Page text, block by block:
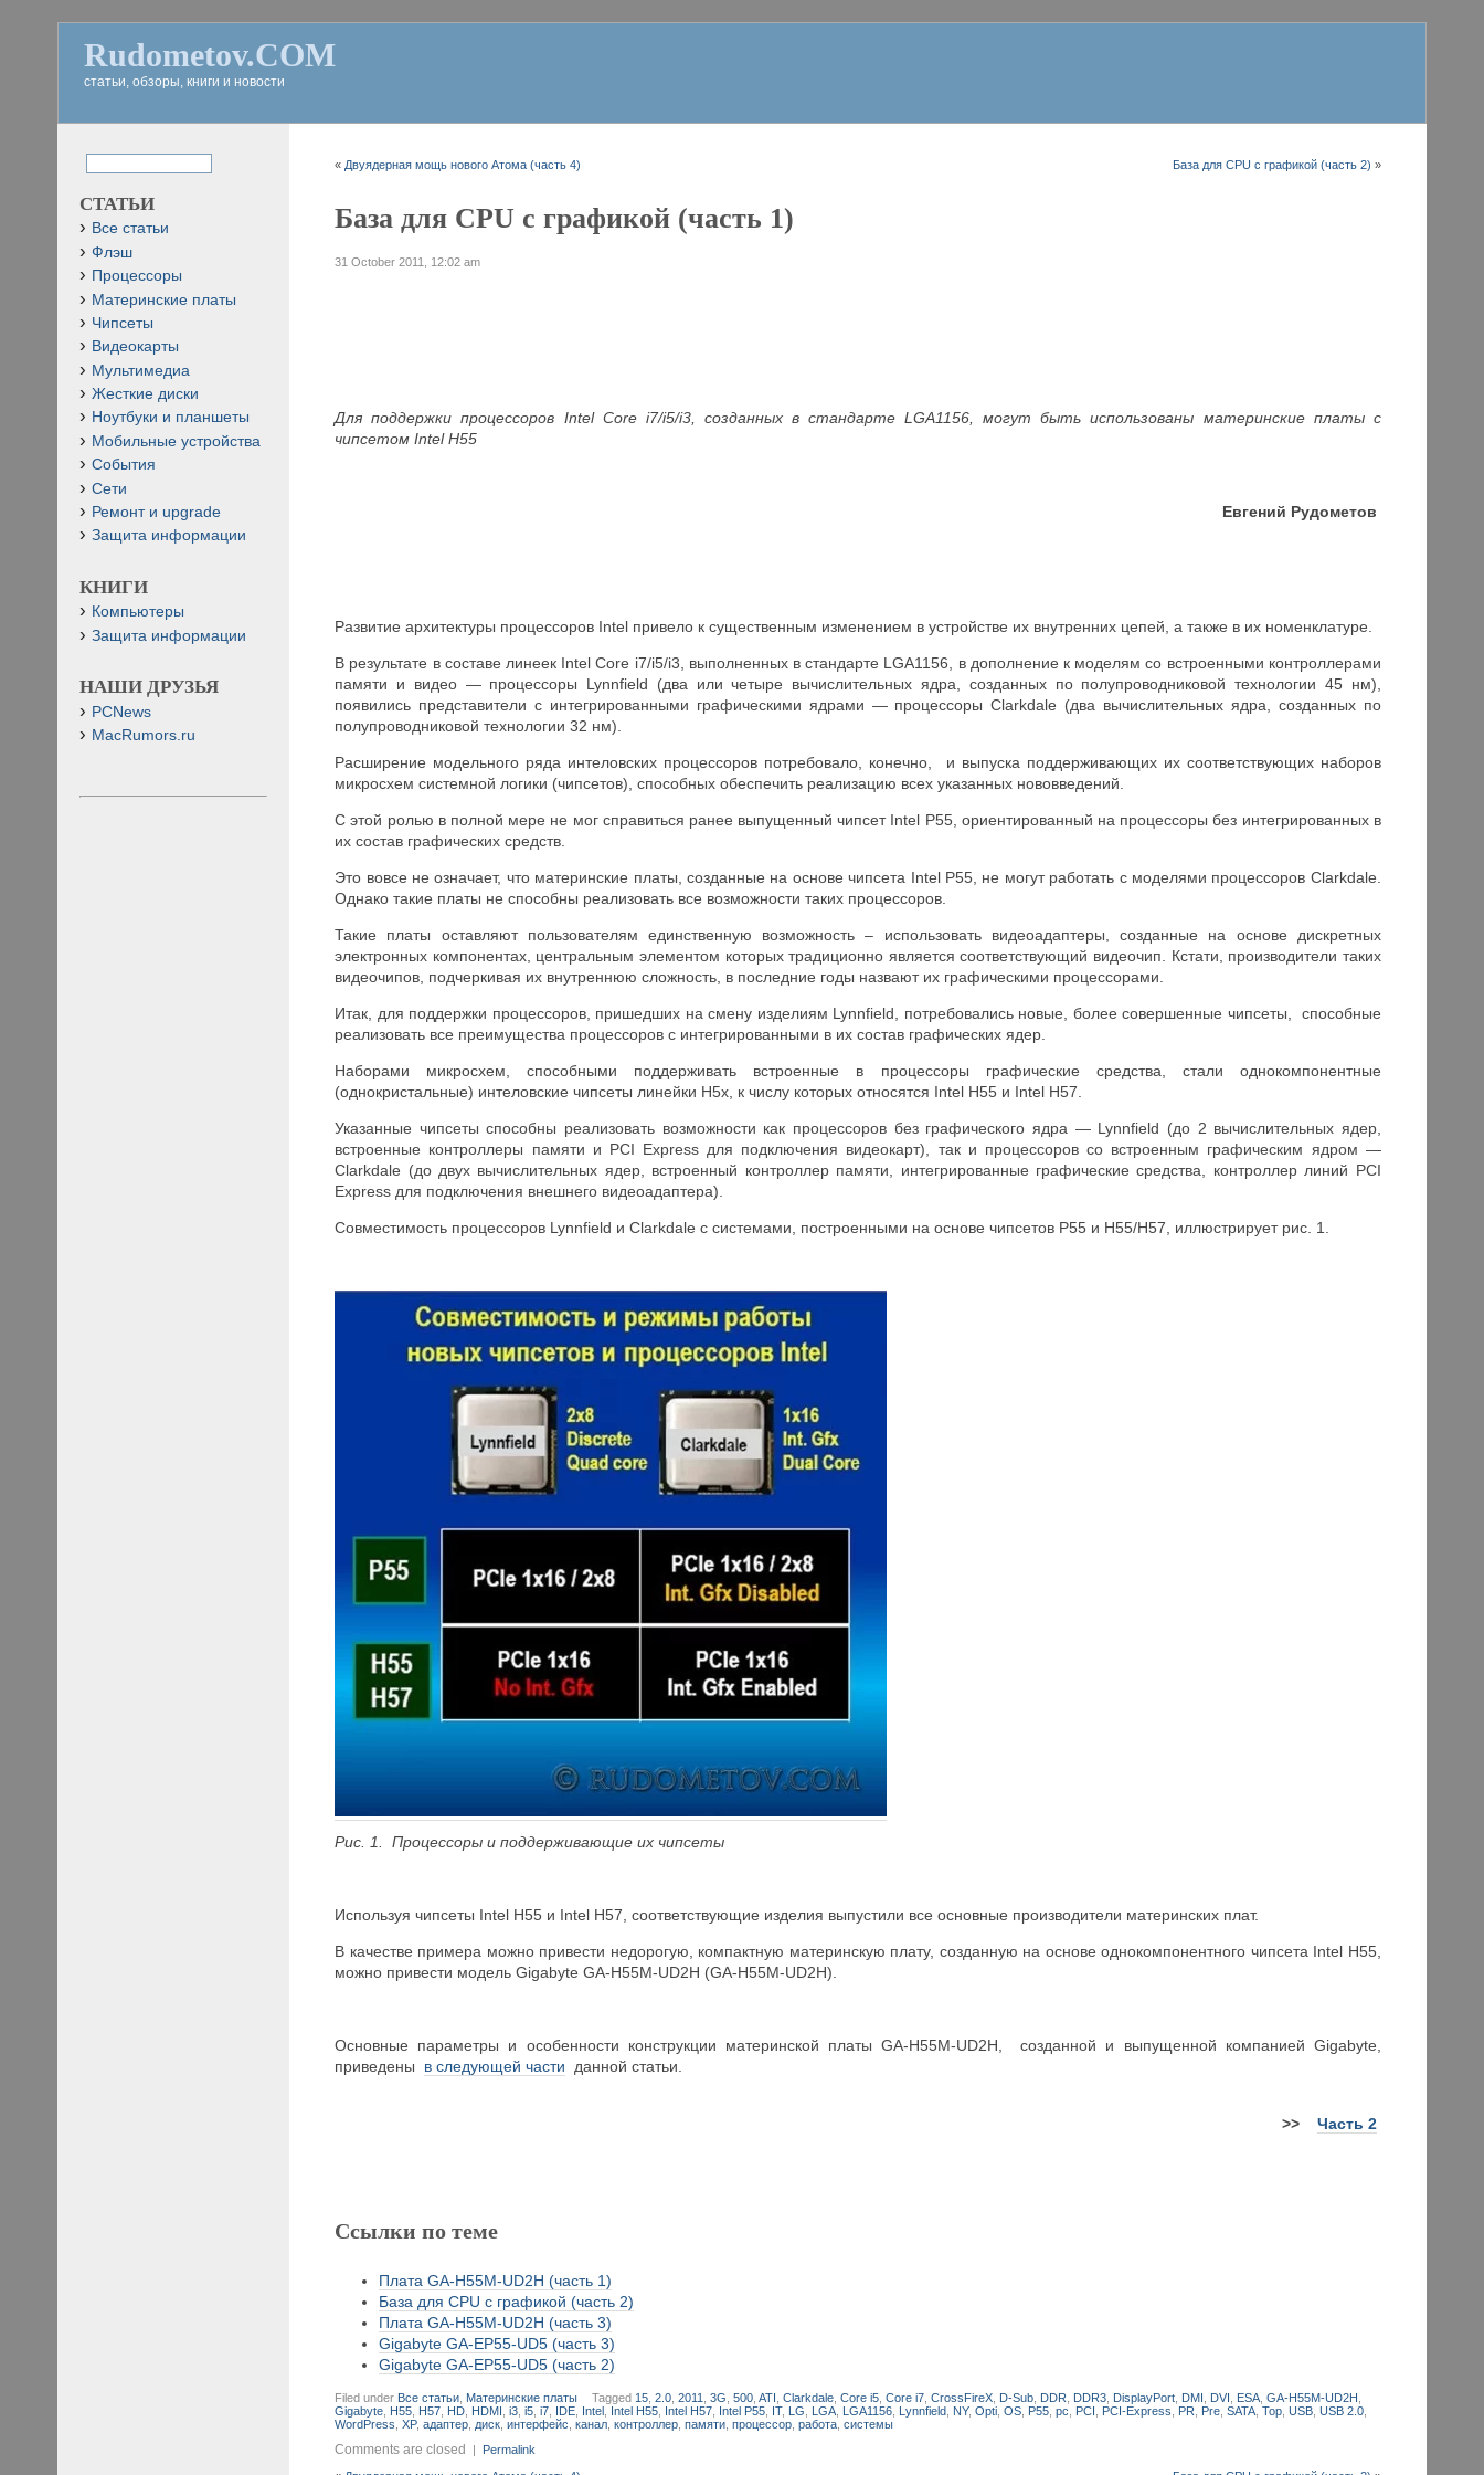
Rudometov.COM
статьи, обзоры, книги и новости
« Двуядерная мощь нового Атома (часть 4) База для CPU с графикой (часть 2) »
База для CPU с графикой (часть 1)
31 October 2011, 12:02 am
Для поддержки процессоров Intel Core i7/i5/i3, созданных в стандарте LGA1156, могут быть использованы материнские платы с
чипсетом Intel H55
Евгений Рудометов
Развитие архитектуры процессоров Intel привело к существенным изменением в устройстве их внутренних цепей, а также в их номенклатуре.
В результате в составе линеек Intel Core i7/i5/i3, выполненных в стандарте LGA1156, в дополнение к моделям со встроенными контроллерами
памяти и видео — процессоры Lynnfield (два или четыре вычислительных ядра, созданных по полупроводниковой технологии 45 нм),
появились представители с интегрированными графическими ядрами — процессоры Clarkdale (два вычислительных ядра, созданных по
полупроводниковой технологии 32 нм).
Расширение модельного ряда интеловских процессоров потребовало, конечно, и выпуска поддерживающих их соответствующих наборов
микросхем системной логики (чипсетов), способных обеспечить реализацию всех указанных нововведений.
С этой ролью в полной мере не мог справиться ранее выпущенный чипсет Intel P55, ориентированный на процессоры без интегрированных в
их состав графических средств.
Это вовсе не означает, что материнские платы, созданные на основе чипсета Intel P55, не могут работать с моделями процессоров Clarkdale.
Однако такие платы не способны реализовать все возможности таких процессоров.
Такие платы оставляют пользователям единственную возможность – использовать видеоадаптеры, созданные на основе дискретных
электронных компонентах, центральным элементом которых традиционно является соответствующий видеочип. Кстати, производители таких
видеочипов, подчеркивая их внутреннюю сложность, в последние годы назвают их графическими процессорами.
Итак, для поддержки процессоров, пришедших на смену изделиям Lynnfield, потребовались новые, более совершенные чипсеты, способные
реализовать все преимущества процессоров с интегрированными в их состав графических ядер.
Наборами микросхем, способными поддерживать встроенные в процессоры графические средства, стали однокомпонентные
(однокристальные) интеловские чипсеты линейки H5x, к числу которых относятся Intel H55 и Intel H57.
Указанные чипсеты способны реализовать возможности как процессоров без графического ядра — Lynnfield (до 2 вычислительных ядер,
встроенные контроллеры памяти и PCI Express для подключения видеокарт), так и процессоров со встроенным графическим ядром —
Clarkdale (до двух вычислительных ядер, встроенный контроллер памяти, интегрированные графические средства, контроллер линий PCI
Express для подключения внешнего видеоадаптера).
Совместимость процессоров Lynnfield и Clarkdale с системами, построенными на основе чипсетов P55 и H55/H57, иллюстрирует рис. 1.
Рис. 1. Процессоры и поддерживающие их чипсеты
Используя чипсеты Intel H55 и Intel H57, соответствующие изделия выпустили все основные производители материнских плат.
В качестве примера можно привести недорогую, компактную материнскую плату, созданную на основе однокомпонентного чипсета Intel H55,
можно привести модель Gigabyte GA-H55M-UD2H (GA-H55M-UD2H).
Основные параметры и особенности конструкции материнской платы GA-H55M-UD2H, созданной и выпущенной компанией Gigabyte,
приведены в следующей части данной статьи.
>> Часть 2
Ссылки по теме
Плата GA-H55M-UD2H (часть 1)
База для CPU с графикой (часть 2)
Плата GA-H55M-UD2H (часть 3)
Gigabyte GA-EP55-UD5 (часть 3)
Gigabyte GA-EP55-UD5 (часть 2)
Filed under Все статьи Материнские платы Tagged 15 ,2.0 ,2011 ,3G ,500 ,ATI ,Clarkdale ,Core i5 ,Core i7 ,CrossFireX D-Sub DDR DDR3 DisplayPort DMI DVI ESA ,GA-H55M-UD2H
Gigabyte H55 H57 HD HDMI ,i3 ,i5 ,i7 IDE Intel Intel H55 Intel H57 Intel P55 IT, LG LGA LGA1156 Lynnfield NY,Opti ,OS P55 ,pc PCI PCI-Express PR Pre ,SATA ,Top ,USB ,USB 2.0
WordPress ,XP,адаптер диск ,интерфейс ,канал ,контроллер ,памяти ,процессор ,работа ,системы
Comments are closed | Permalink
СТАТЬИ
Все статьи
Флэш
Процессоры
Материнские платы
Чипсеты
Видеокарты
Мультимедиа
Жесткие диски
Ноутбуки и планшеты
Мобильные устройства
События
Сети
Ремонт и upgrade
Защита информации
КНИГИ
Компьютеры
Защита информации
НАШИ ДРУЗЬЯ
PCNews
MacRumors.ru